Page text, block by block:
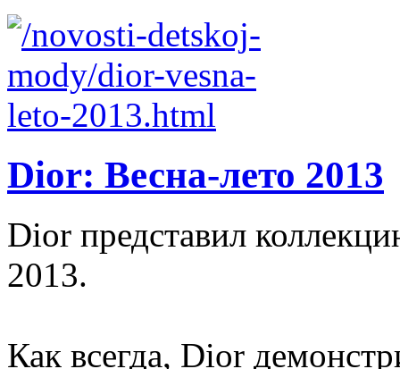
Dior: Весна-лето 2013
Dior представил
2013.
Как всегда, Dior